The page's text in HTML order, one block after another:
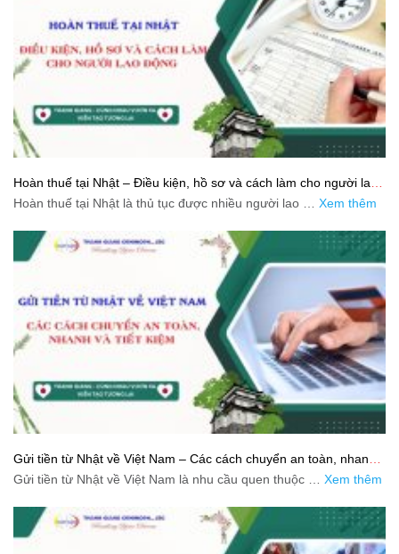
Hoàn thuế tại Nhật – Điều kiện, hồ sơ và cách làm cho người lao
động
Hoàn thuế tại Nhật là thủ tục được nhiều người lao … Xem thêm
Gửi tiền từ Nhật về Việt Nam – Các cách chuyển an toàn, nhanh
và tiết kiệm
Gửi tiền từ Nhật về Việt Nam là nhu cầu quen thuộc … Xem thêm